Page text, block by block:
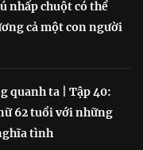
nhấp chuột có thể
cả một con người
quanh ta | Tập 40:
62 tuổi với những
tình